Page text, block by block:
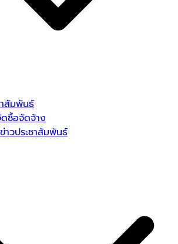
สัมพันธ์
ดซื้อจัดจ้าง
าวประชาสัมพันธ์